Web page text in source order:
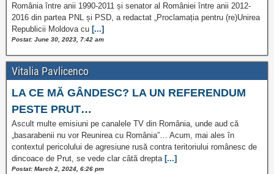
România între anii 1990-2011 și senator al României între anii 2012-
2016 din partea PNL și PSD, a redactat „Proclamația pentru (re)Unirea
Republicii Moldova cu [...]
Postat: June 30, 2023, 7:42 am
Vitalia Pavlicenco
LA CE MĂ GÂNDESC? LA UN REFERENDUM
PESTE PRUT…
Ascult multe emisiuni pe canalele TV din România, unde aud că
„basarabenii nu vor Reunirea cu România”… Acum, mai ales în
contextul pericolului de agresiune rusă contra teritoriului românesc de
dincoace de Prut, se vede clar câtă drepta[...]
Postat: March 2, 2024, 6:26 pm